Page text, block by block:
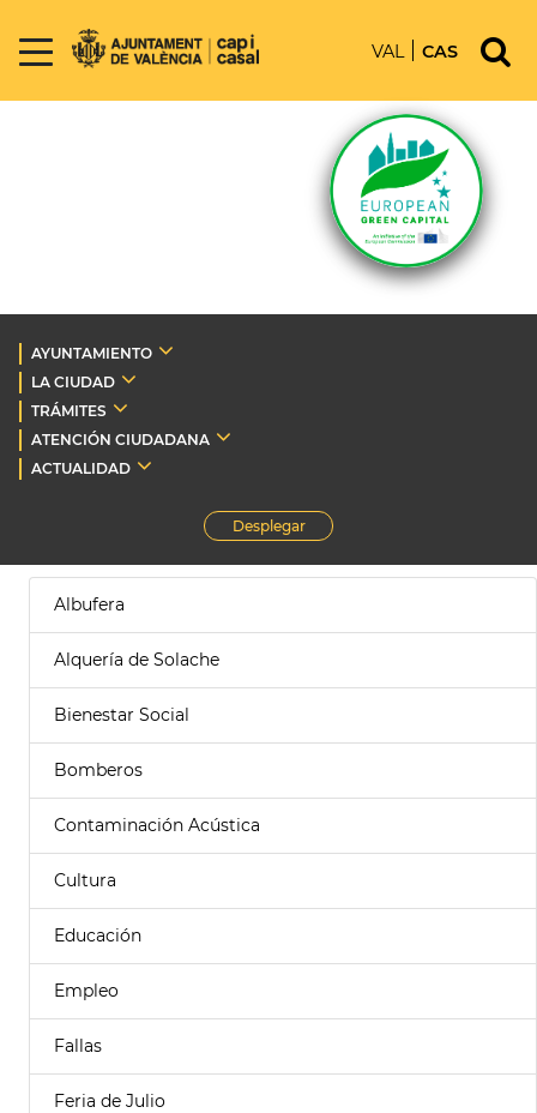
VAL CAS
AYUNTAMIENTO
LA CIUDAD
TRÁMITES
ATENCIÓN CIUDADANA
ACTUALIDAD
Desplegar
Albufera
Alquería de Solache
Bienestar Social
Bomberos
Contaminación Acústica
Cultura
Educación
Empleo
Fallas
Feria de Julio